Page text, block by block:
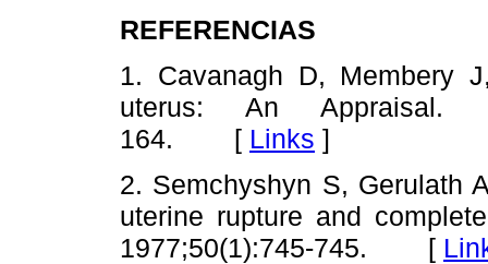
REFERENCIAS
1. Cavanagh D, Membery
uterus: An Appraisal.
164. [ Links ]
2. Semchyshyn S, Gerulath
uterine rupture and
1977;50(1):745-745. [